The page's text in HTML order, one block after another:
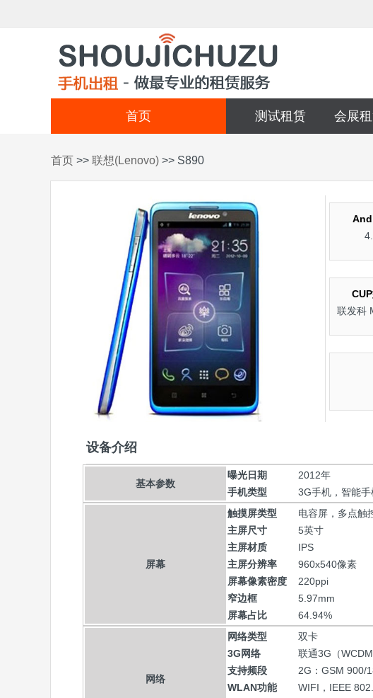
首页 测试租赁 会展
首页 >> 联想(Lenovo) >> S890
联发科
设备介绍
基本参数
曝光日期
2012年
手机类型
3G手机，智能
屏幕
触摸屏类型
电容屏，多点触
主屏尺寸
5英寸
主屏材质
IPS
主屏分辨率
960x540像素
屏幕像素密度
220ppi
窄边框
5.97mm
屏幕占比
64.94%
网络
网络类型
双卡
3G网络
联通3G（
支持频段
2G：GSM
WLAN功能
WIFI，IEEE